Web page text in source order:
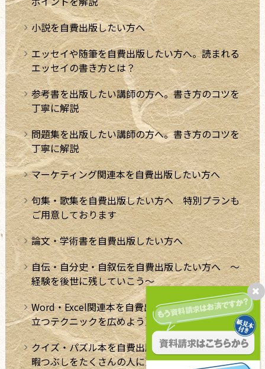
小説を自費出版したい方へ
エッセイや随筆を自費出版したい方へ。読まれる
エッセイの書き方とは？
参考書を出版したい講師の方へ。書き方のコツを
丁寧に解説
問題集を出版したい講師の方へ。書き方のコツを
丁寧に解説
マーケティング関連本を自費出版したい方へ
句集・歌集を自費出版したい方へ 特別プランも
ご用意しております
論文・学術書を自費出版したい方へ
自伝・自分史・自叙伝を自費出版したい方へ ～
経験を後世に残していこう～
Word・Excel関連本を自費出版したい方へ。【役
立つテクニックを広めよう】
クイズ・パズル本を自費出版したい方へ【極上の
暇つぶしをたくさんの人に】